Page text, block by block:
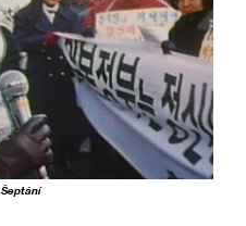
Šeptání